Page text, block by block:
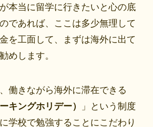
本当に留学に行きたいと心の底
であれば、ここは多少無理して
を工面して、まずは海外に出て
めします。
働きながら海外に滞在できる
キングホリデー）
」という制度
学校で勉強することにこだわり